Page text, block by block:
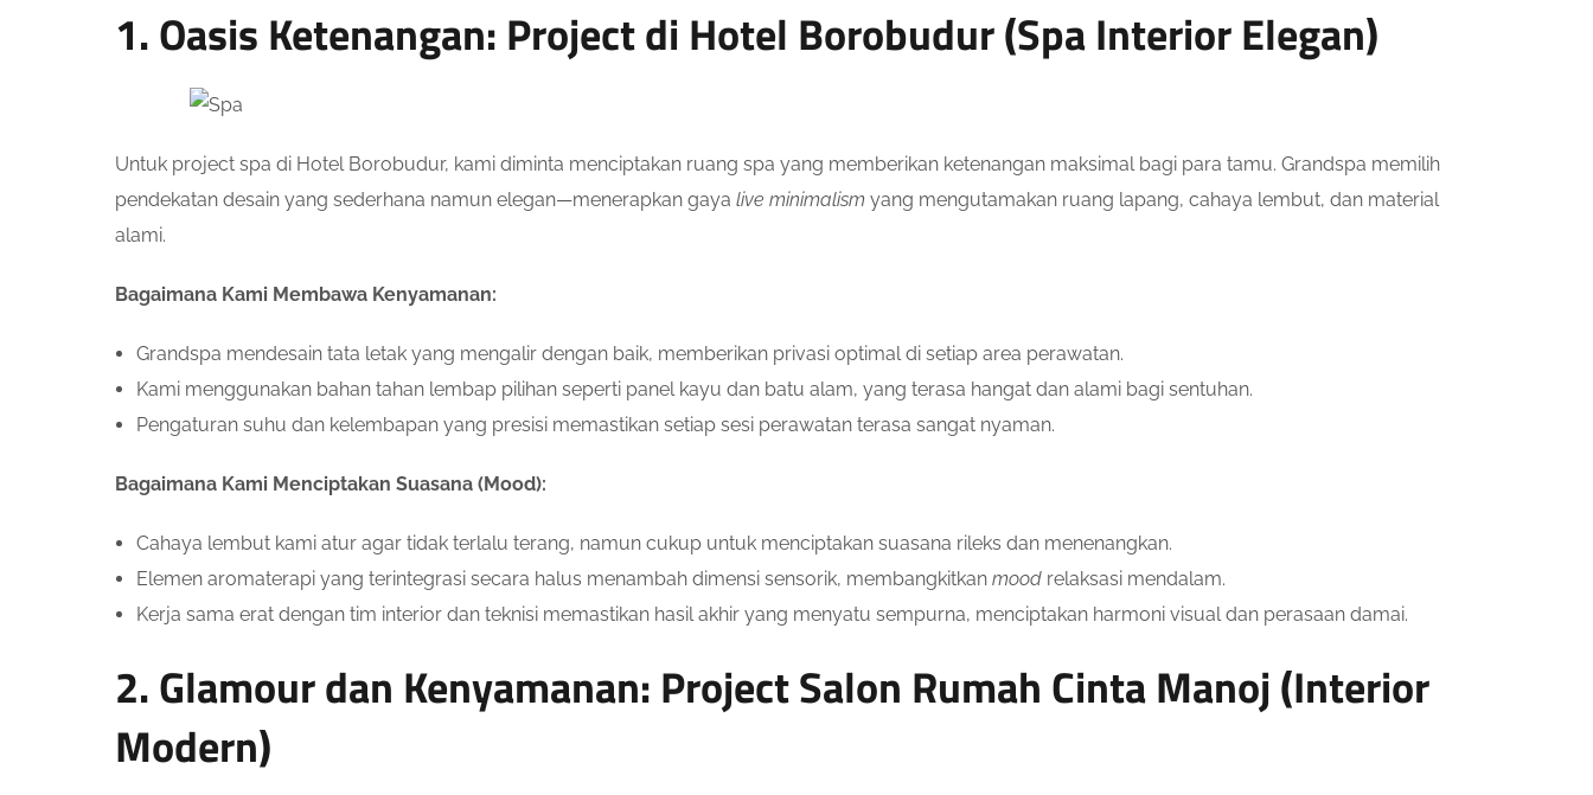
1. Oasis Ketenangan: Project di Hotel Borobudur (Spa Interior Elegan)
Untuk project spa di Hotel Borobudur, kami diminta menciptakan ruang spa yang memberikan ketenangan maksimal bagi para tamu. Grandspa memilih
pendekatan desain yang sederhana namun elegan—menerapkan gaya live minimalism yang mengutamakan ruang lapang, cahaya lembut, dan material
alami.
Bagaimana Kami Membawa Kenyamanan:
Grandspa mendesain tata letak yang mengalir dengan baik, memberikan privasi optimal di setiap area perawatan.
Kami menggunakan bahan tahan lembap pilihan seperti panel kayu dan batu alam, yang terasa hangat dan alami bagi sentuhan.
Pengaturan suhu dan kelembapan yang presisi memastikan setiap sesi perawatan terasa sangat nyaman.
Bagaimana Kami Menciptakan Suasana (Mood):
Cahaya lembut kami atur agar tidak terlalu terang, namun cukup untuk menciptakan suasana rileks dan menenangkan.
Elemen aromaterapi yang terintegrasi secara halus menambah dimensi sensorik, membangkitkan mood relaksasi mendalam.
Kerja sama erat dengan tim interior dan teknisi memastikan hasil akhir yang menyatu sempurna, menciptakan harmoni visual dan perasaan damai.
2. Glamour dan Kenyamanan: Project Salon Rumah Cinta Manoj (Interior
Modern)